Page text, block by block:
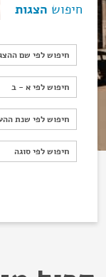
חיפוש הצגות
חיפוש לפי שם
חיפוש לפי א - ב
חיפוש לפי א - ב
חיפוש לפי שנת
חיפוש לפי שנת
חיפוש לפי סוגה
חיפוש לפי סוגה